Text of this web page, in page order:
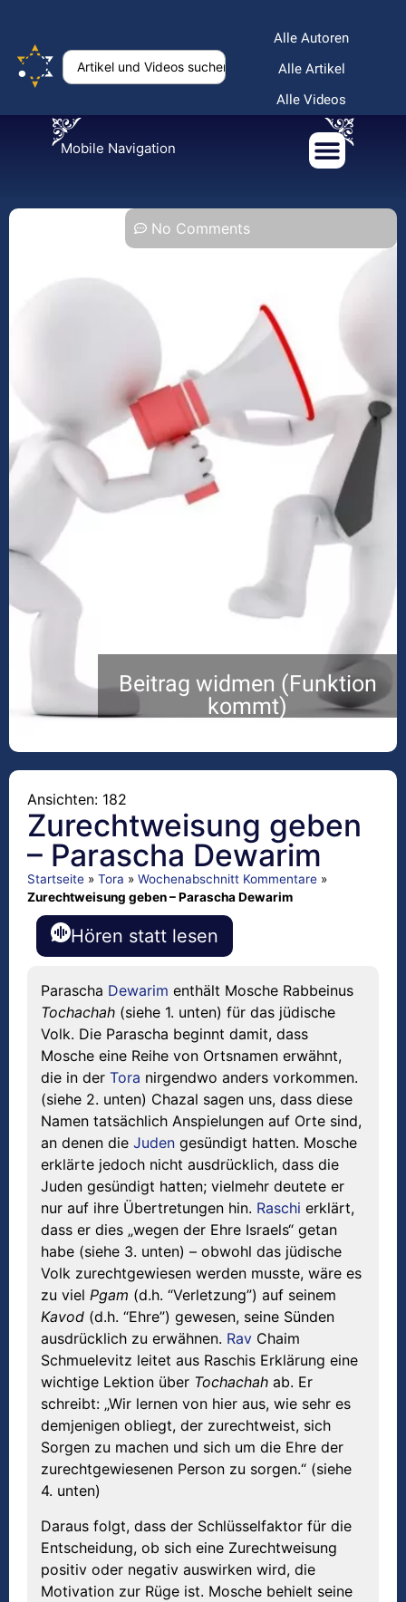
Alle Autoren
Alle Artikel
Alle Videos
Mobile Navigation
No Comments
Beitrag widmen (Funktion
kommt)
Ansichten: 182
Zurechtweisung geben
– Parascha Dewarim
Startseite » Tora » Wochenabschnitt Kommentare »
Zurechtweisung geben – Parascha Dewarim
Hören statt lesen
Parascha Dewarim enthält Mosche Rabbeinus
Tochachah (siehe 1. unten) für das jüdische
Volk. Die Parascha beginnt damit, dass
Mosche eine Reihe von Ortsnamen erwähnt,
die in der Tora nirgendwo anders vorkommen.
(siehe 2. unten) Chazal sagen uns, dass diese
Namen tatsächlich Anspielungen auf Orte sind,
an denen die Juden gesündigt hatten. Mosche
erklärte jedoch nicht ausdrücklich, dass die
Juden gesündigt hatten; vielmehr deutete er
nur auf ihre Übertretungen hin. Raschi erklärt,
dass er dies „wegen der Ehre Israels“ getan
habe (siehe 3. unten) – obwohl das jüdische
Volk zurechtgewiesen werden musste, wäre es
zu viel Pgam (d.h. “Verletzung”) auf seinem
Kavod (d.h. “Ehre”) gewesen, seine Sünden
ausdrücklich zu erwähnen. Rav Chaim
Schmuelevitz leitet aus Raschis Erklärung eine
wichtige Lektion über Tochachah ab. Er
schreibt: „Wir lernen von hier aus, wie sehr es
demjenigen obliegt, der zurechtweist, sich
Sorgen zu machen und sich um die Ehre der
zurechtgewiesenen Person zu sorgen.“ (siehe
4. unten)
Daraus folgt, dass der Schlüsselfaktor für die
Entscheidung, ob sich eine Zurechtweisung
positiv oder negativ auswirken wird, die
Motivation zur Rüge ist. Mosche behielt seine